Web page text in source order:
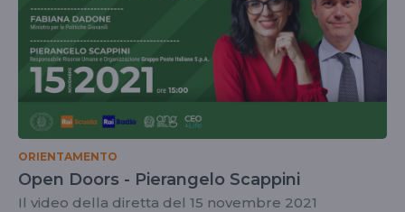
ORIENTAMENTO
Open Doors - Pierangelo Scappini
Il video della diretta del 15 novembre 2021